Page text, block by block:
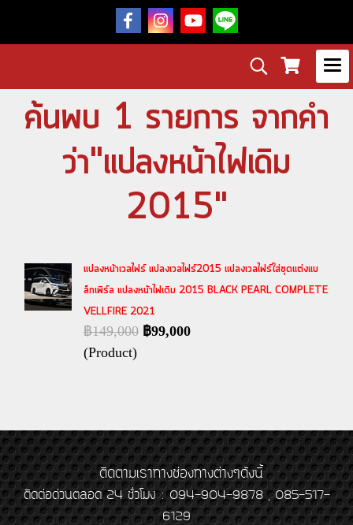
ค้นพบ 1 รายการ จากคำ
ว่า"แปลงหน้าไฟเดิม
2015"
แปลงหน้าเวลไฟร์ แปลงเวลไฟร์2015 แปลงเวลไฟร์ใส่ชุดแต่งแบ
ล็กเพิร์ล แปลงหน้าไฟเดิม 2015 BLACK PEARL COMPLETE
VELLFIRE 2021
฿149,000 ฿99,000
(Product)
ติดตามเราทางช่องทางต่างๆดังนี้
ติดต่อด่วนตลอด 24 ชั่วโมง : 094-904-9878 , 085-517-
6129